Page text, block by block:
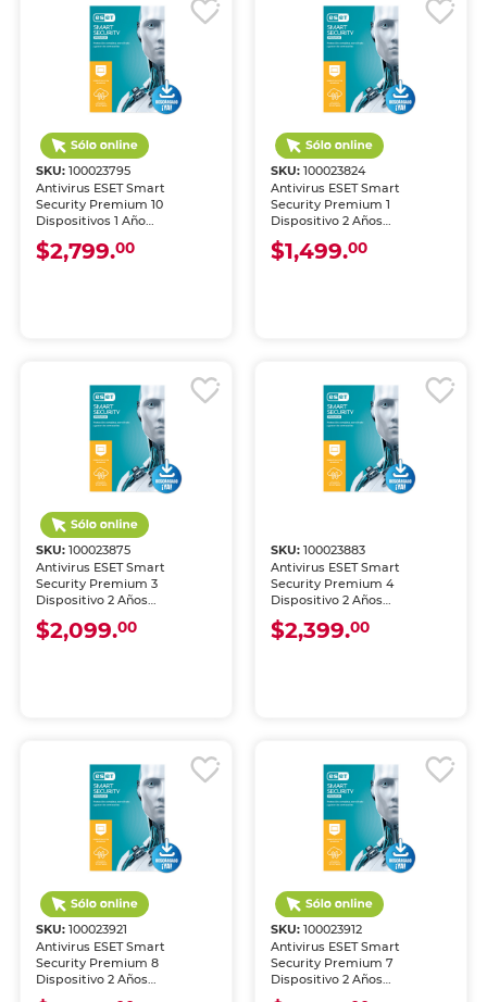
SKU:100023795
Antivirus ESET Smart
Security Premium 10
Dispositivos 1 Año
Descargable
$2,799.00
SKU: 100023824
Antivirus ESET Smart
Security Premium 1
Dispositivo 2 Años
Descargable
$1,499.00
SKU:100023875
Antivirus ESET Smart
Security Premium 3
Dispositivo 2 Años
Descargable
$2,099.00
SKU: 100023883
Antivirus ESET Smart
Security Premium 4
Dispositivo 2 Años
Descargable
$2,399.00
SKU:100023921
Antivirus ESET Smart
Security Premium 8
Dispositivo 2 Años
Descargable
SKU: 100023912
Antivirus ESET Smart
Security Premium 7
Dispositivo 2 Años
Descargable